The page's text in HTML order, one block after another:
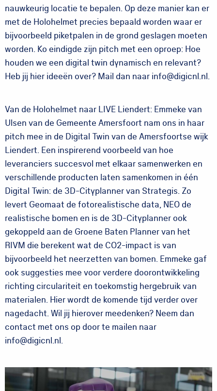
nauwkeurig locatie te bepalen. Op deze manier kan er
met de Holohelmet precies bepaald worden waar er
bijvoorbeeld piketpalen in de grond geslagen moeten
worden. Ko eindigde zijn pitch met een oproep: Hoe
houden we een digital twin dynamisch en relevant?
Heb jij hier ideeën over? Mail dan naar info@digicnl.nl.
Van de Holohelmet naar LIVE Liendert: Emmeke van
Ulsen van de Gemeente Amersfoort nam ons in haar
pitch mee in de Digital Twin van de Amersfoortse wijk
Liendert. Een inspirerend voorbeeld van hoe
leveranciers succesvol met elkaar samenwerken en
verschillende producten laten samenkomen in één
Digital Twin: de 3D-Cityplanner van Strategis. Zo
levert Geomaat de fotorealistische data, NEO de
realistische bomen en is de 3D-Cityplanner ook
gekoppeld aan de Groene Baten Planner van het
RIVM die berekent wat de CO2-impact is van
bijvoorbeeld het neerzetten van bomen. Emmeke gaf
ook suggesties mee voor verdere doorontwikkeling
richting circulariteit en toekomstig hergebruik van
materialen. Hier wordt de komende tijd verder over
nagedacht. Wil jij hierover meedenken? Neem dan
contact met ons op door te mailen naar
info@digicnl.nl.